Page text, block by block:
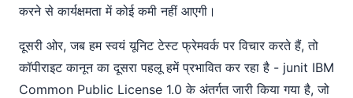
करने से कार्यक्षमता में कोई कमी नहीं आएगी।
दूसरी ओर, जब हम स्वयं यूनिट टेस्ट फ्रेमवर्क पर विचार करते हैं, तो
कॉपीराइट कानून का दूसरा पहलू हमें प्रभावित कर रहा है - junit IBM
Common Public License 1.0 के अंतर्गत जारी किया गया है, जो